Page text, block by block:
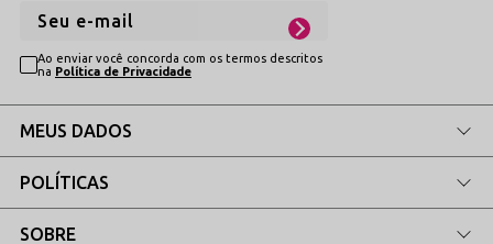
Ao enviar você concorda com os termos descritos
na Política de Privacidade
MEUS DADOS
POLÍTICAS
SOBRE